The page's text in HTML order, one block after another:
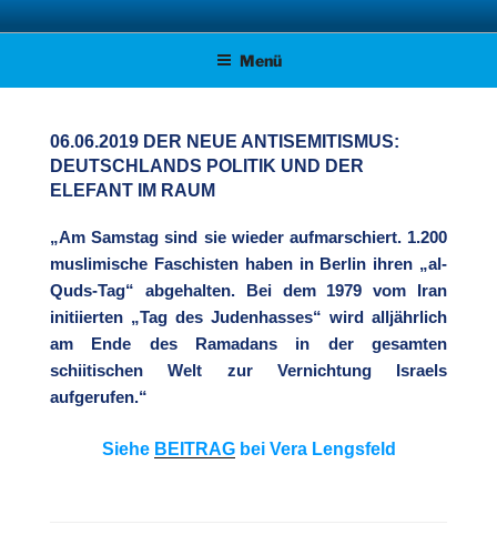
Zum
Inhalt AFD KREISVERBAND STADE
Menü
06.06.2019 DER NEUE ANTISEMITISMUS:
DEUTSCHLANDS POLITIK UND DER
ELEFANT IM RAUM
„Am Samstag sind sie wieder aufmarschiert. 1.200
muslimische Faschisten haben in Berlin ihren „al-
Quds-Tag“ abgehalten. Bei dem 1979 vom Iran
initiierten „Tag des Judenhasses“ wird alljährlich
am Ende des Ramadans in der gesamten
schiitischen Welt zur Vernichtung Israels
aufgerufen.“
Siehe BEITRAGbei Vera Lengsfeld